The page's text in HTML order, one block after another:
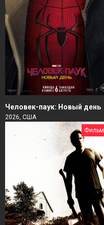
Человек-паук: Новый день
2026, США
Фильм